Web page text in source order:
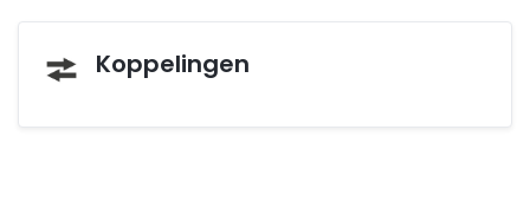
Koppelingen